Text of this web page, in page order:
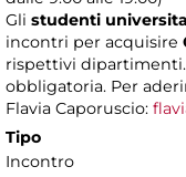
Gli studenti
incontri per acquisire
rispettivi
obbligatoria. Per
Flavia Caporuscio:
Tipo
Incontro